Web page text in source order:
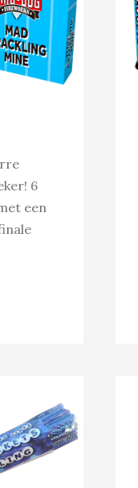
6
een